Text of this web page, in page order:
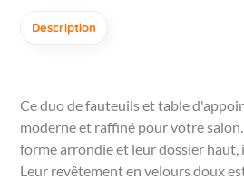
Description
Ce duo de fauteuils et table
moderne et raffiné pour votre
forme arrondie et leur dossier haut,
Leur revêtement en velours doux